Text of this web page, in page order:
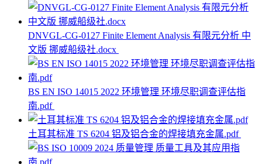
DNVGL-CG-0127 Finite Element Analysis 有限元分析 中
文版 挪威船级社.docx
BS EN ISO 14015 2022 环境管理 环境尽职调查评估指
南.pdf
土耳其标准 TS 6204 铝及铝合金的焊接填充金属.pdf